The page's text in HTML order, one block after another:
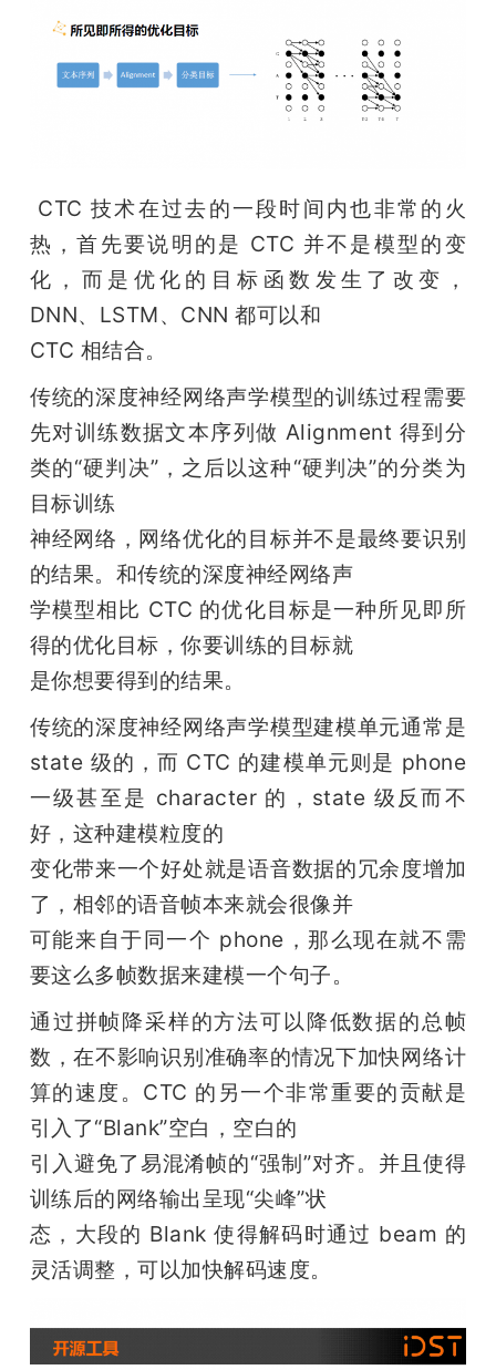
CTC 技术在过去的一段时间内也非常的火
热，首先要说明的是 CTC 并不是模型的变
化，而是优化的目标函数发生了改变，
DNN、LSTM、CNN 都可以和
CTC 相结合。
传统的深度神经网络声学模型的训练过程需要
先对训练数据文本序列做 Alignment 得到分
类的“硬判决”，之后以这种“硬判决”的分类为
目标训练
神经网络，网络优化的目标并不是最终要识别
的结果。和传统的深度神经网络声
学模型相比 CTC 的优化目标是一种所见即所
得的优化目标，你要训练的目标就
是你想要得到的结果。
传统的深度神经网络声学模型建模单元通常是
state 级的，而 CTC 的建模单元则是 phone
一级甚至是 character 的，state 级反而不
好，这种建模粒度的
变化带来一个好处就是语音数据的冗余度增加
了，相邻的语音帧本来就会很像并
可能来自于同一个 phone，那么现在就不需
要这么多帧数据来建模一个句子。
通过拼帧降采样的方法可以降低数据的总帧
数，在不影响识别准确率的情况下加快网络计
算的速度。CTC 的另一个非常重要的贡献是
引入了“Blank”空白，空白的
引入避免了易混淆帧的“强制”对齐。并且使得
训练后的网络输出呈现“尖峰”状
态，大段的 Blank 使得解码时通过 beam 的
灵活调整，可以加快解码速度。